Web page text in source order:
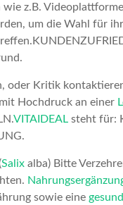
z.B.
um die Wahl für
oder Kritik
Hochdruck an einer
VITAIDEAL steht für:
Salix alba) Bitte
sowie eine